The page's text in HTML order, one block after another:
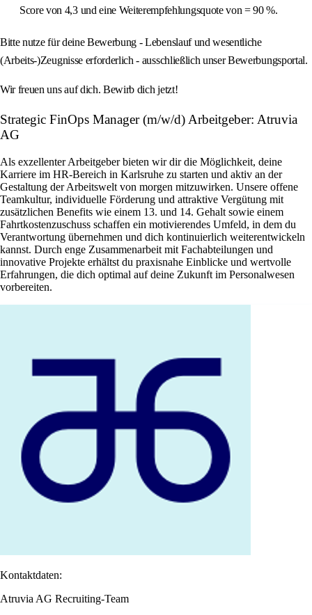
Score von 4,3 und eine Weiterempfehlungsquote von = 90 %.
Bitte nutze für deine Bewerbung - Lebenslauf und wesentliche
(Arbeits-)Zeugnisse erforderlich - ausschließlich unser Bewerbungsportal.
Wir freuen uns auf dich. Bewirb dich jetzt!
Strategic FinOps Manager (m/w/d) Arbeitgeber: Atruvia
AG
Als exzellenter Arbeitgeber bieten wir dir die Möglichkeit, deine
Karriere im HR-Bereich in Karlsruhe zu starten und aktiv an der
Gestaltung der Arbeitswelt von morgen mitzuwirken. Unsere offene
Teamkultur, individuelle Förderung und attraktive Vergütung mit
zusätzlichen Benefits wie einem 13. und 14. Gehalt sowie einem
Fahrtkostenzuschuss schaffen ein motivierendes Umfeld, in dem du
Verantwortung übernehmen und dich kontinuierlich weiterentwickeln
kannst. Durch enge Zusammenarbeit mit Fachabteilungen und
innovative Projekte erhältst du praxisnahe Einblicke und wertvolle
Erfahrungen, die dich optimal auf deine Zukunft im Personalwesen
vorbereiten.
Kontaktdaten:
Atruvia AG Recruiting-Team